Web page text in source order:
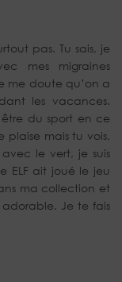
pas. Tu sais, je
mes migraines
me doute qu’on a
les vacances.
du sport en ce
mais tu vois,
le vert, je suis
ELF ait joué le jeu
ma collection et
Je te fais